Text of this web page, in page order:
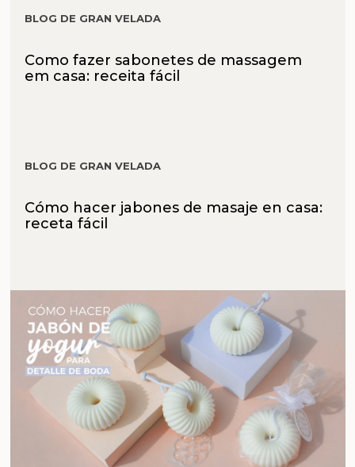
BLOG DE GRAN VELADA
Como fazer sabonetes de massagem
em casa: receita fácil
BLOG DE GRAN VELADA
Cómo hacer jabones de masaje en casa:
receta fácil